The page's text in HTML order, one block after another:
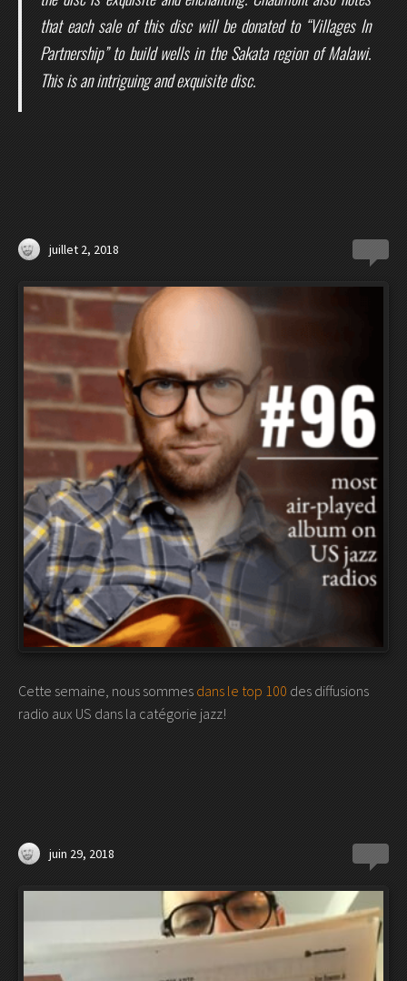
that each sale of this disc will be donated to “Villages In
Partnership” to build wells in the Sakata region of Malawi.
This is an intriguing and exquisite disc.
juillet 2, 2018
Cette semaine, nous sommes dans le top 100 des diffusions
radio aux US dans la catégorie jazz!
juin 29, 2018